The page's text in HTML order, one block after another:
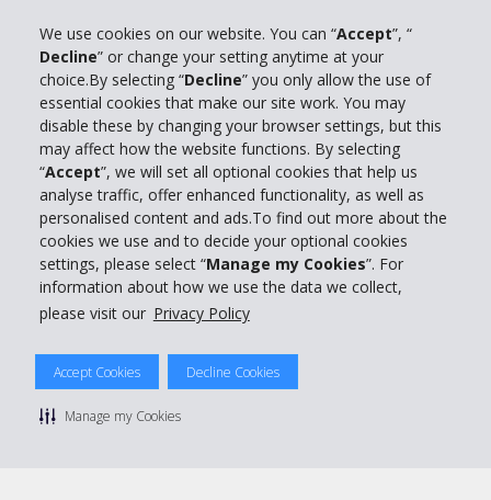
We use cookies on our website. You can “Accept”, “
Decline” or change your setting anytime at your
choice.By selecting “Decline” you only allow the use of
essential cookies that make our site work. You may
disable these by changing your browser settings, but this
may affect how the website functions. By selecting
“Accept”, we will set all optional cookies that help us
analyse traffic, offer enhanced functionality, as well as
personalised content and ads.To find out more about the
cookies we use and to decide your optional cookies
settings, please select “Manage my Cookies”. For
information about how we use the data we collect,
please visit our Privacy Policy
Accept Cookies Decline Cookies
Manage my Cookies
Informations sur l'entreprise
Entreprise
Support client
Réserver avec Hertz
© 2026 The Hertz System, Inc.
Politique de confidentialité | Conditions d'utilisation du site
Conditions de location |